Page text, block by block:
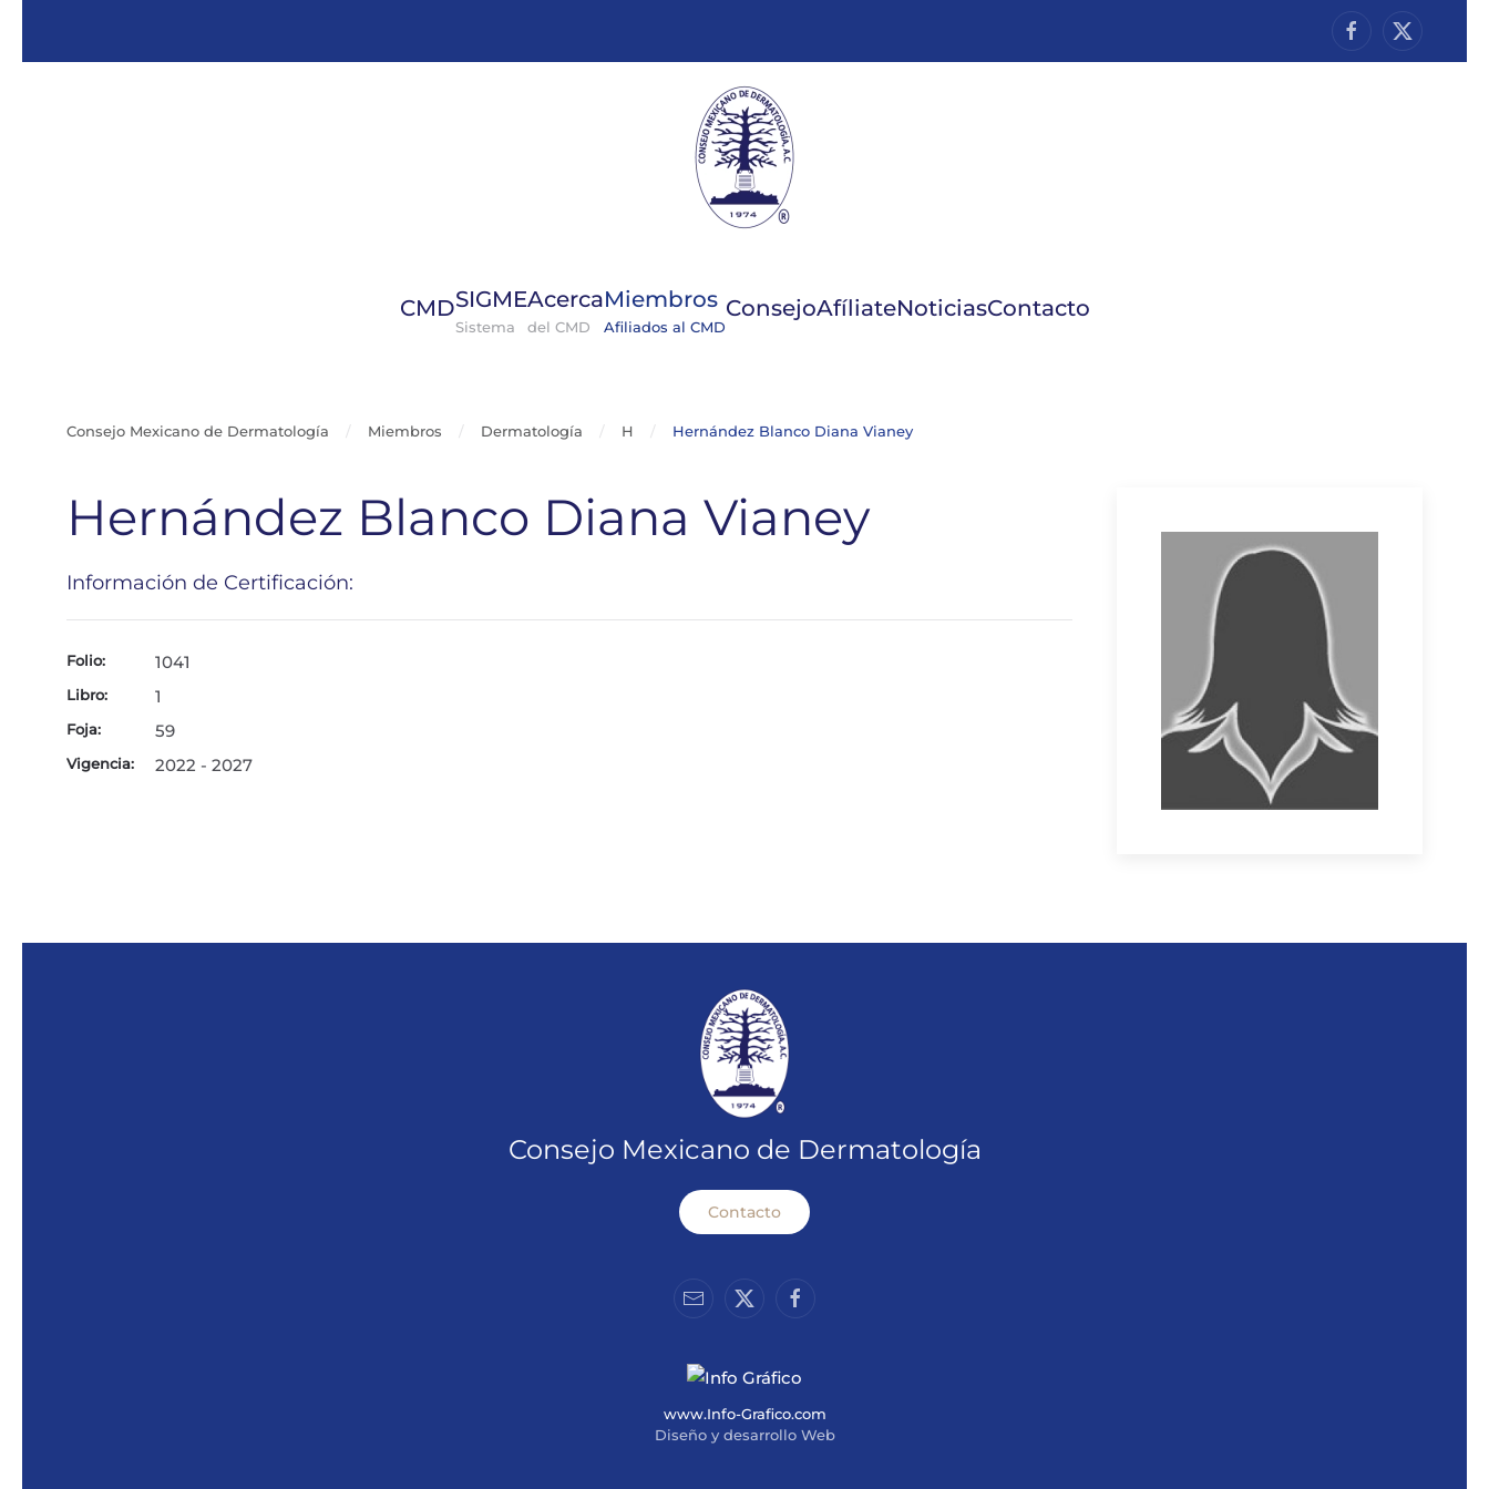
CMDSIGME
Sistema
Acerca
del CMD
Miembros
Afiliados al CMD
ConsejoAfíliateNoticiasContacto
Consejo Mexicano de Dermatología Miembros Dermatología H Hernández Blanco Diana Vianey
Hernández Blanco Diana Vianey
Información de Certificación:
Folio: 1041
Libro: 1
Foja: 59
Vigencia: 2022 - 2027
Consejo Mexicano de Dermatología
Contacto
www.Info-Grafico.com
Diseño y desarrollo Web